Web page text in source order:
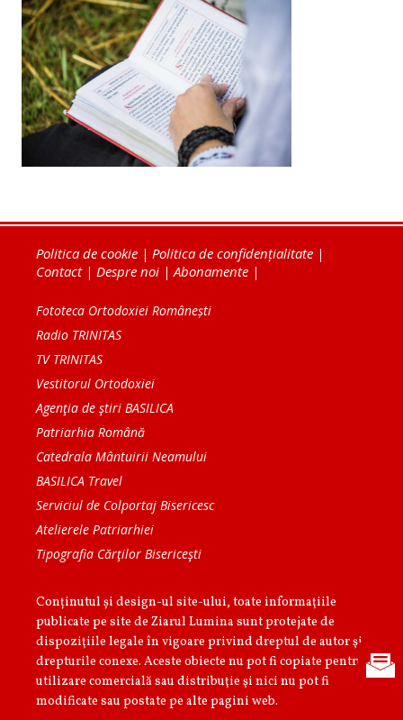
Politica de cookie | Politica de confidențialitate |
Contact| Despre noi |Abonamente |
Fototeca Ortodoxiei Românești
Radio TRINITAS
TV TRINITAS
Vestitorul Ortodoxiei
Agenţia de ştiri BASILICA
Patriarhia Română
Catedrala Mântuirii Neamului
BASILICA Travel
Serviciul de Colportaj Bisericesc
Atelierele Patriarhiei
Tipografia Cărţilor Bisericeşti
Conținutul și design-ul site-ului, toate informaţiile
publicate pe site de Ziarul Lumina sunt protejate de
dispoziţiile legale în vigoare privind dreptul de autor şi
drepturile conexe. Aceste obiecte nu pot fi copiate pentru
utilizare comercială sau distribuţie şi nici nu pot fi
modificate sau postate pe alte pagini web.